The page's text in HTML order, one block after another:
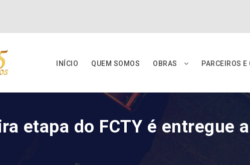
INÍCIO QUEM SOMOS OBRAS PARCEIROS E
etapa do FCTY é entregue